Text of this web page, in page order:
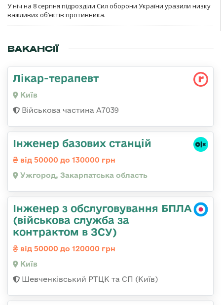
У ніч на 8 серпня підрозділи Сил оборони України уразили низку
важливих об’єктів противника.
ВАКАНСІЇ
Лікар-терапевт
Київ
Військова частина А7039
Інженер базових станцій
від 50000 до 130000 грн
Ужгород, Закарпатська область
Інженер з обслуговування БПЛА
(військова служба за
контрактом в ЗСУ)
від 50000 до 120000 грн
Київ
Шевченківський РТЦК та СП (Київ)